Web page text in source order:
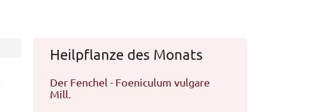
Heilpflanze des Monats
Der Fenchel - Foeniculum vulgare
Mill.